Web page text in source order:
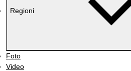
Regioni
Foto
Video